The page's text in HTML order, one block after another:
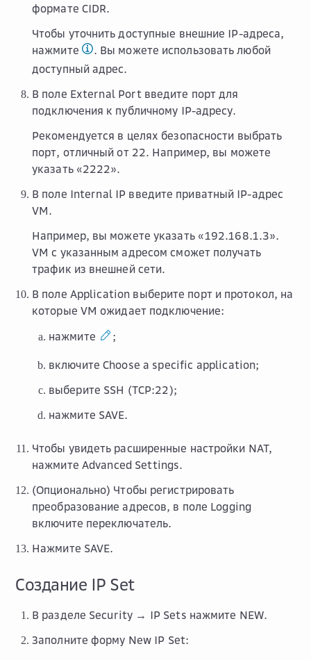
формате CIDR.
Чтобы уточнить доступные внешние IP-адреса,
нажмите
. Вы можете использовать любой
доступный адрес.
В поле External Portвведите порт для
подключения к публичному IP-адресу.
Рекомендуется в целях безопасности выбрать
порт, отличный от 22. Например, вы можете
указать «2222».
В поле Internal IP введите приватный IP-адрес
VM.
Например, вы можете указать «192.168.1.3».
VM с указанным адресом сможет получать
трафик из внешней сети.
В поле Application выберите порт и протокол, на
которые VM ожидает подключение:
нажмите
;
включите Choose a specific application;
выберите SSH (TCP:22);
нажмите SAVE.
Чтобы увидеть расширенные настройки NAT,
нажмите Advanced Settings.
(Опционально) Чтобы регистрировать
преобразование адресов, в поле Logging
включите переключатель.
Нажмите SAVE.
Создание IP Set
В разделе Security → IP Sets нажмите NEW.
Заполните форму New IP Set: